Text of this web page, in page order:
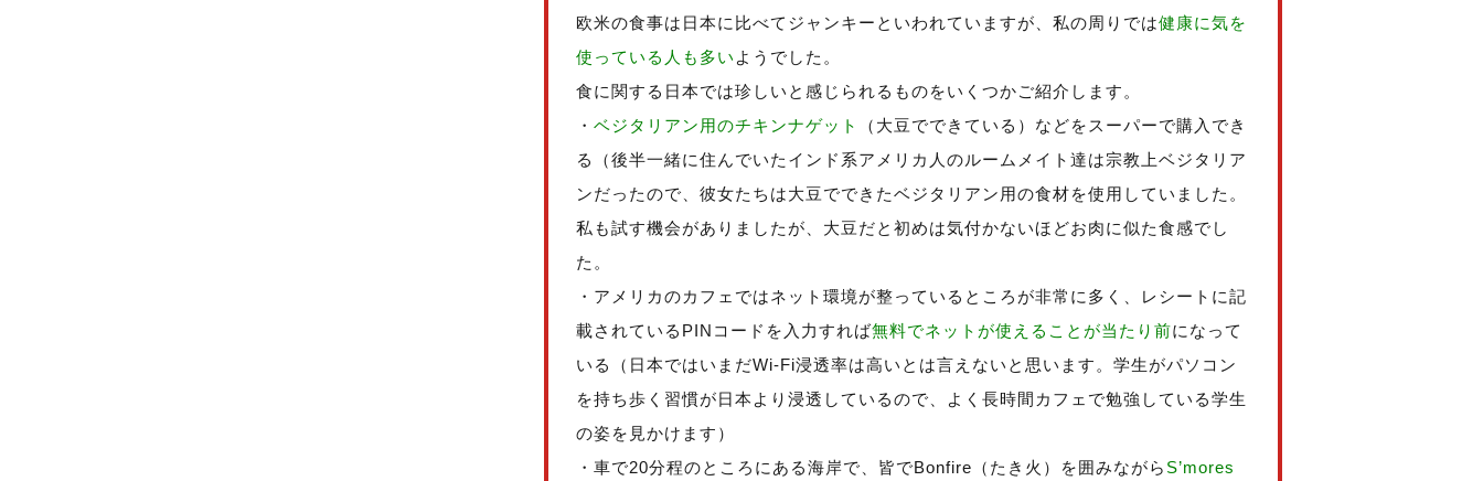
欧米の食事は日本に比べてジャンキーといわれていますが、私の周りでは健康に気を
使っている人も多い ようでした。
食に関する日本では珍しいと感じられるものをいくつかご紹介します。
・ ベジタリアン用のチキンナゲット
（大豆でできている）などをスーパーで購入でき
る（後半一緒に住んでいたインド系アメリカ人のルームメイト達は宗教上ベジタリア
ンだったので、彼女たちは大豆でできたベジタリアン用の食材を使用していました。
私も試す機会がありましたが、大豆だと初めは気付かないほどお肉に似た食感でし
た。
・アメリカのカフェではネット環境が整っているところが非常に多く、レシートに記
載されているPINコードを入力すれば無料でネットが使えることが当たり前になって
いる（日本ではいまだWi-Fi浸透率は高いとは言えないと思います。学生がパソコン
を持ち歩く習慣が日本より浸透しているので、よく長時間カフェで勉強している学生
の姿を見かけます）
・車で20分程のところにある海岸で、皆でBonfire（たき火）を囲みながら S’mores